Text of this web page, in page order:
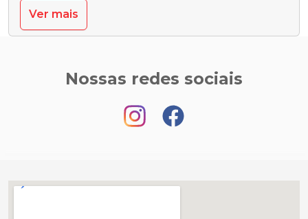
Ver mais
Nossas redes sociais